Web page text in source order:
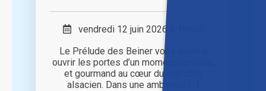
vendredi 12 juin 2026 à 19h00
Le Prélude des Beiner vous invite à
ouvrir les portes d’un moment convivial
et gourmand au cœur du vignoble
alsacien. Dans une ambiance [...]